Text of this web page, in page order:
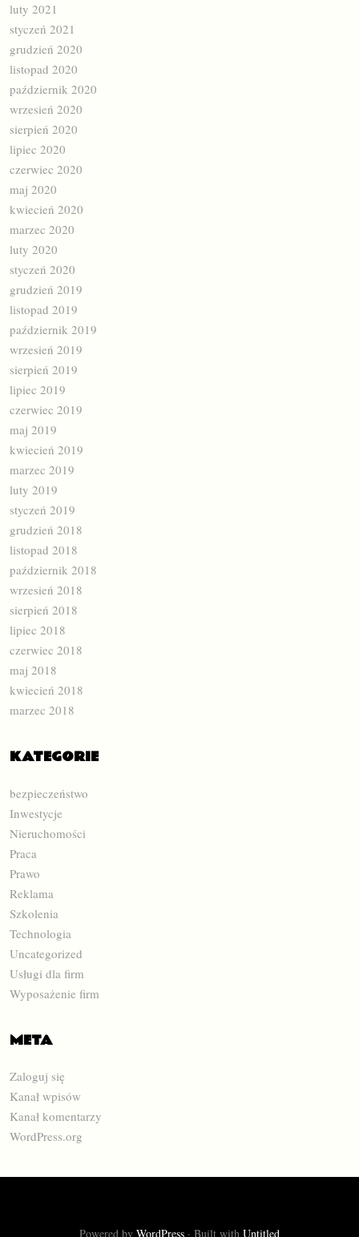
luty 2021
styczeń 2021
grudzień 2020
listopad 2020
październik 2020
wrzesień 2020
sierpień 2020
lipiec 2020
czerwiec 2020
maj 2020
kwiecień 2020
marzec 2020
luty 2020
styczeń 2020
grudzień 2019
listopad 2019
październik 2019
wrzesień 2019
sierpień 2019
lipiec 2019
czerwiec 2019
maj 2019
kwiecień 2019
marzec 2019
luty 2019
styczeń 2019
grudzień 2018
listopad 2018
październik 2018
wrzesień 2018
sierpień 2018
lipiec 2018
czerwiec 2018
maj 2018
kwiecień 2018
marzec 2018
KATEGORIE
bezpieczeństwo
Inwestycje
Nieruchomości
Praca
Prawo
Reklama
Szkolenia
Technologia
Uncategorized
Usługi dla firm
Wyposażenie firm
META
Zaloguj się
Kanał wpisów
Kanał komentarzy
WordPress.org
Powered by WordPress · Built with Untitled